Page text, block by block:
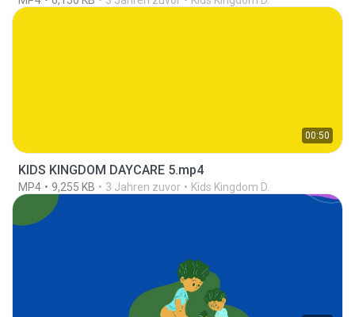
00:50
KIDS KINGDOM DAYCARE 5.mp4
MP4 9,255 KB 3 Jahren zuvor Kids Kingdom D.